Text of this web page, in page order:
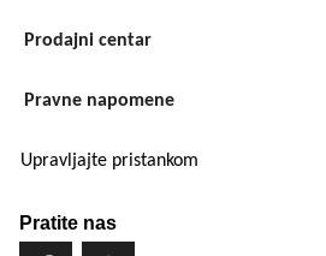
Prodajni centar
Pravne napomene
Upravljajte pristankom
Pratite nas